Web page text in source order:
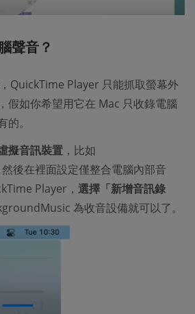
聲音？
QuickTime Player 只能抓取螢幕外
假如你希望用它在 Mac 只收錄電腦
。
擬音訊裝置 ，比如
然後在裡面設定僅整合電腦內部音
Player， 選擇「新增音訊錄
為收音設備就可以了。